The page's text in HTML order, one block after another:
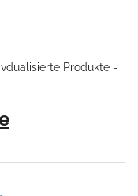
Produkte -